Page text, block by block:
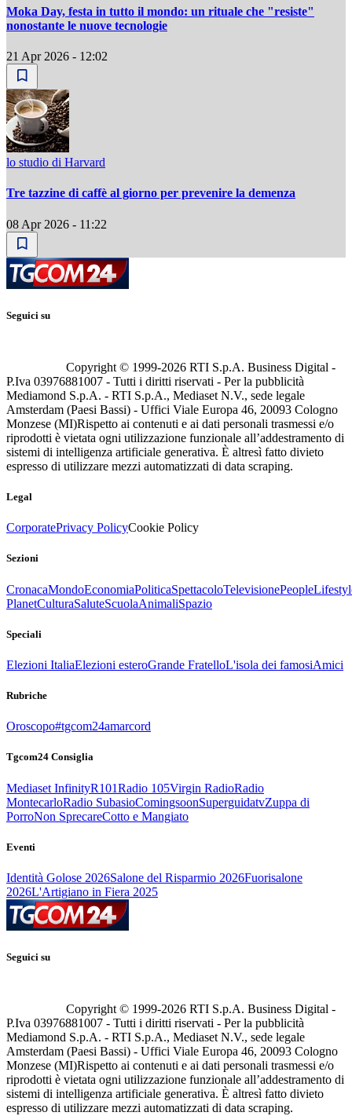
Moka Day, festa in tutto il mondo: un rituale che "resiste"
nonostante le nuove tecnologie
21 Apr 2026 - 12:02
lo studio di Harvard
Tre tazzine di caffè al giorno per prevenire la demenza
08 Apr 2026 - 11:22
Seguici su
Copyright © 1999-2026 RTI S.p.A. Business Digital -
P.Iva 03976881007 - Tutti i diritti riservati - Per la pubblicità
Mediamond S.p.A. - RTI S.p.A., Mediaset N.V., sede legale
Amsterdam (Paesi Bassi) - Uffici Viale Europa 46, 20093 Cologno
Monzese (MI)Rispetto ai contenuti e ai dati personali trasmessi e/o
riprodotti è vietata ogni utilizzazione funzionale all’addestramento di
sistemi di intelligenza artificiale generativa. È altresì fatto divieto
espresso di utilizzare mezzi automatizzati di data scraping.
Legal
CorporatePrivacy PolicyCookie Policy
Sezioni
CronacaMondoEconomiaPoliticaSpettacoloTelevisionePeople
PlanetCulturaSaluteScuolaAnimaliSpazio
Speciali
Elezioni ItaliaElezioni esteroGrande FratelloL'isola dei famosiAmici
Rubriche
Oroscopo#tgcom24amarcord
Tgcom24 Consiglia
Mediaset InfinityR101Radio 105Virgin RadioRadio
MontecarloRadio SubasioComingsoonSuperguidatvZuppa di
PorroNon SprecareCotto e Mangiato
Eventi
Identità Golose 2026Salone del Risparmio 2026Fuorisalone
2026L'Artigiano in Fiera 2025
Seguici su
Copyright © 1999-2026 RTI S.p.A. Business Digital -
P.Iva 03976881007 - Tutti i diritti riservati - Per la pubblicità
Mediamond S.p.A. - RTI S.p.A., Mediaset N.V., sede legale
Amsterdam (Paesi Bassi) - Uffici Viale Europa 46, 20093 Cologno
Monzese (MI)Rispetto ai contenuti e ai dati personali trasmessi e/o
riprodotti è vietata ogni utilizzazione funzionale all’addestramento di
sistemi di intelligenza artificiale generativa. È altresì fatto divieto
espresso di utilizzare mezzi automatizzati di data scraping.